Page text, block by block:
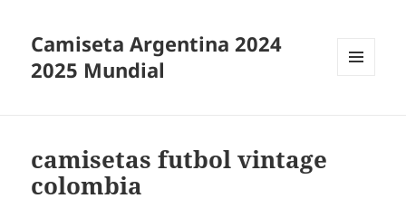
Camiseta Argentina 2024
2025 Mundial
camisetas futbol vintage
colombia